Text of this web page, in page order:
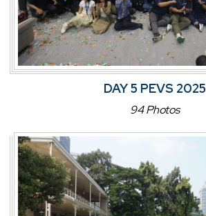
DAY 5 PEVS 2025
94 Photos